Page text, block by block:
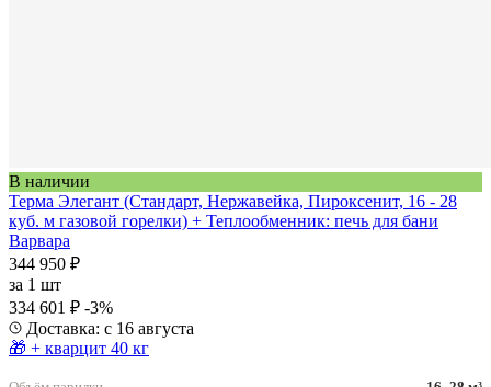
В наличии
Терма Элегант (Стандарт, Нержавейка, Пироксенит, 16 - 28
куб. м газовой горелки) + Теплообменник: печь для бани
Варвара
344 950 ₽
за 1 шт
334 601 ₽ -3%
Доставка: с 16 августа
🎁 + кварцит 40 кг